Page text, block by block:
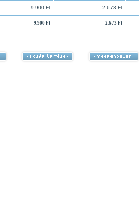
9.900 Ft 2.673 Ft
9.900 Ft 2.673 Ft